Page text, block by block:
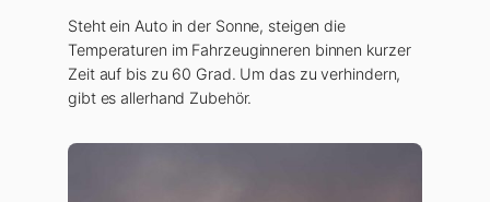
Steht ein Auto in der Sonne, steigen die
Temperaturen im Fahrzeuginneren binnen kurzer
Zeit auf bis zu 60 Grad. Um das zu verhindern,
gibt es allerhand Zubehör.